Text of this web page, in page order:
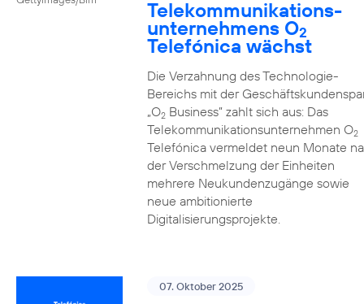
Telekommunikations­
unternehmens O2
Telefónica wächst
Die Verzahnung des Technologie-
Bereichs mit der
„O2Business” zahlt sich aus: Das
Telekommunikationsunternehmen O2
Telefónica vermeldet neun Monate
der Verschmelzung der Einheiten
mehrere Neukundenzugänge sowie
neue ambitionierte
Digitalisierungsprojekte.
07. Oktober 2025